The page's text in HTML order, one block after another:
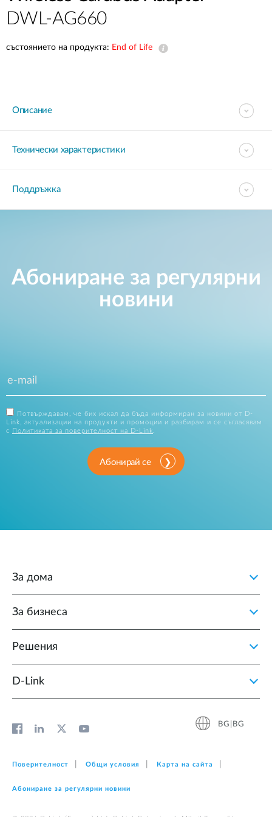
DWL-AG660
състоянието на продукта: End of Life
Описание
Технически характеристики
Поддръжка
Абониране за регулярни
новини
Потвърждавам, че бих искал да бъда информиран за новини от D-
Link, актуализации на продукти и промоции и разбирам и се съгласявам
с
Политиката за поверителност на D-Link
Абонирай се
За дома
За бизнеса
Решения
D‑Link
BG|BG
Поверителност Общи условия Карта на сайта
Абониране за регулярни новини